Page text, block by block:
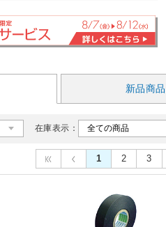
新品商品
在庫表示：
1 2 3